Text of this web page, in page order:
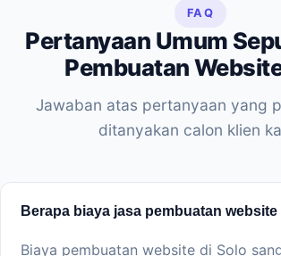
FAQ
Pertanyaan Umum
Pembuatan
Jawaban atas pertanyaan yang
ditanyakan calon klien
Berapa biaya jasa pembuatan
Biaya pembuatan website di Solo